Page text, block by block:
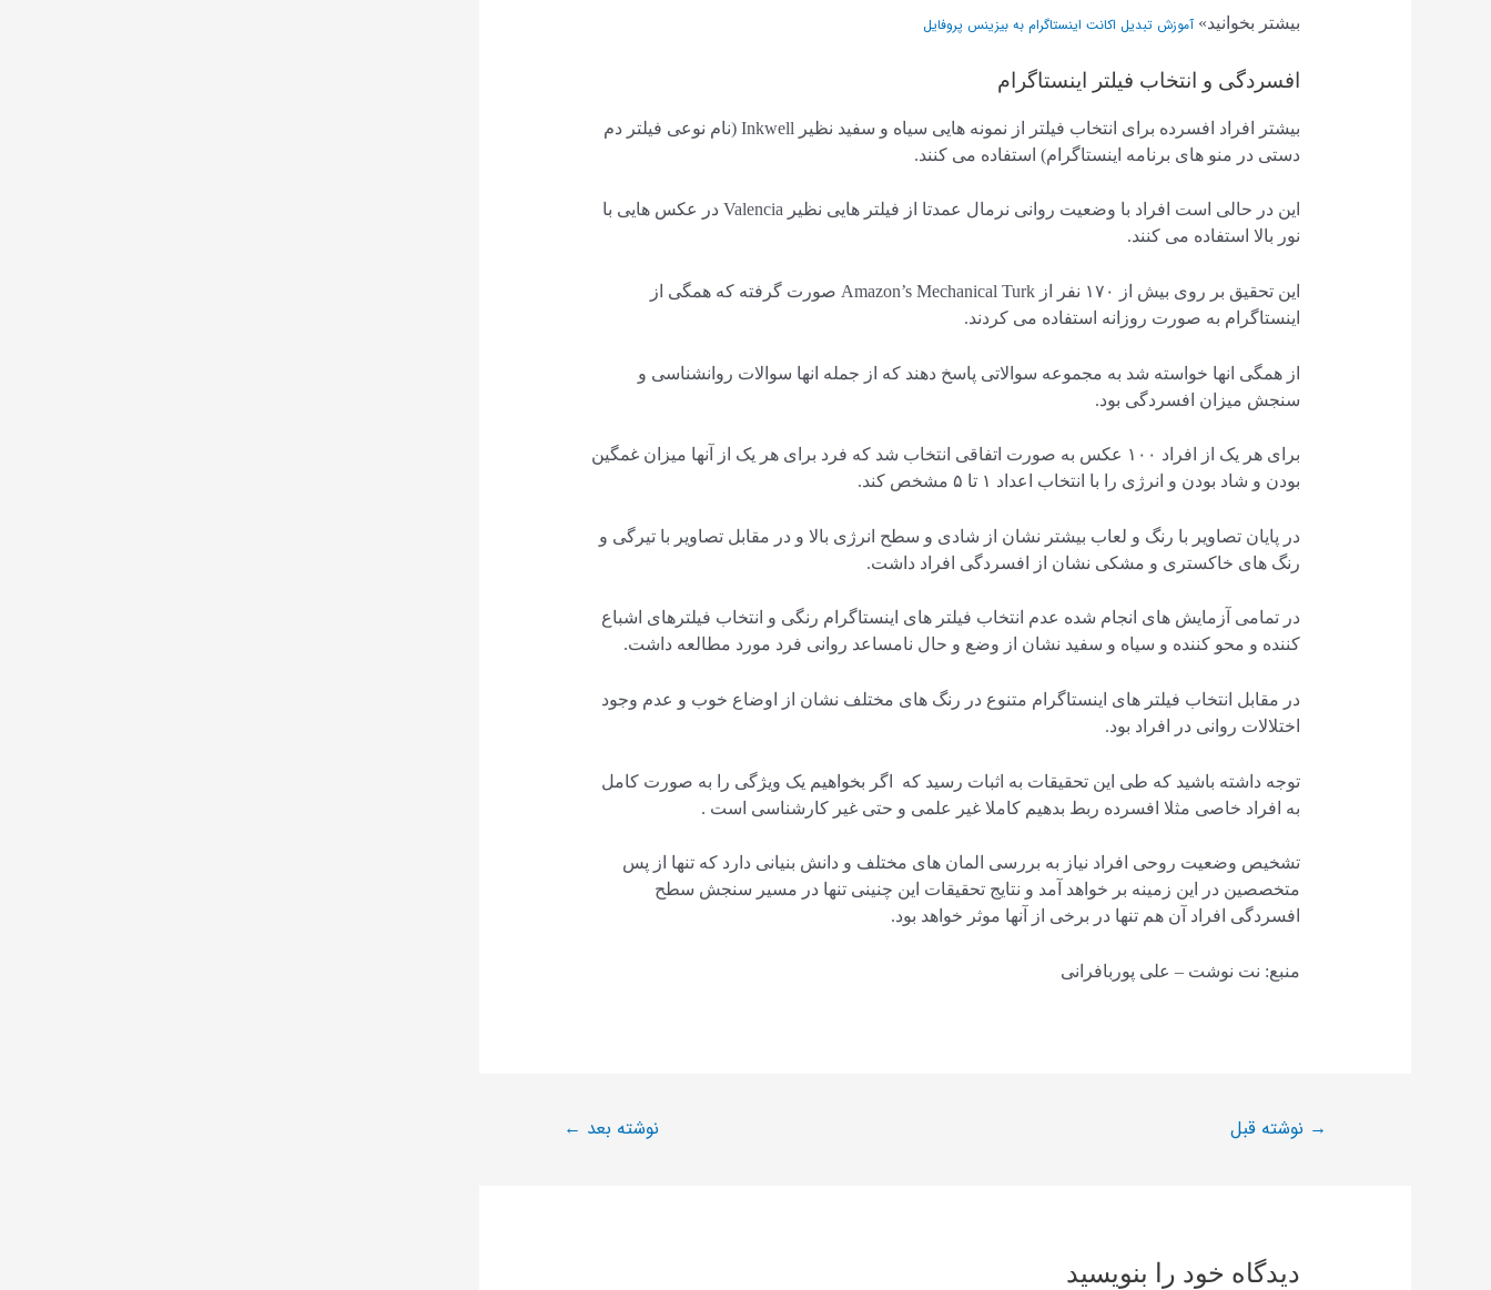
بیشتر بخوانید»آموزش تبدیل اکانت اینستاگرام به بیزینس پروفایل
افسردگی و انتخاب فیلتر اینستاگرام
بیشتر افراد افسرده برای انتخاب فیلتر از نمونه هایی سیاه و سفید نظیر Inkwell (نام نوعی فیلتر دم
دستی در منو های برنامه اینستاگرام) استفاده می کنند.
این در حالی است افراد با وضعیت روانی نرمال عمدتا از فیلتر هایی نظیر Valencia در عکس هایی با
نور بالا استفاده می کنند.
این تحقیق بر روی بیش از ۱۷۰ نفر از Amazon’s Mechanical Turk صورت گرفته که همگی از
اینستاگرام به صورت روزانه استفاده می کردند.
از همگی انها خواسته شد به مجموعه سوالاتی پاسخ دهند که از جمله انها سوالات روانشناسی و
سنجش میزان افسردگی بود.
برای هر یک از افراد ۱۰۰ عکس به صورت اتفاقی انتخاب شد که فرد برای هر یک از آنها میزان غمگین
بودن و شاد بودن و انرژی را با انتخاب اعداد ۱ تا ۵ مشخص کند.
در پایان تصاویر با رنگ و لعاب بیشتر نشان از شادی و سطح انرژی بالا و در مقابل تصاویر با تیرگی و
رنگ های خاکستری و مشکی نشان از افسردگی افراد داشت.
در تمامی آزمایش های انجام شده عدم انتخاب فیلتر های اینستاگرام رنگی و انتخاب فیلترهای اشباع
کننده و محو کننده و سیاه و سفید نشان از وضع و حال نامساعد روانی فرد مورد مطالعه داشت.
در مقابل انتخاب فیلتر های اینستاگرام متنوع در رنگ های مختلف نشان از اوضاع خوب و عدم وجود
اختلالات روانی در افراد بود.
توجه داشته باشید که طی این تحقیقات به اثبات رسید که اگر بخواهیم یک ویژگی را به صورت کامل
به افراد خاصی مثلا افسرده ربط بدهیم کاملا غیر علمی و حتی غیر کارشناسی است .
تشخیص وضعیت روحی افراد نیاز به بررسی المان های مختلف و دانش بنیانی دارد که تنها از پس
متخصصین در این زمینه بر خواهد آمد و نتایج تحقیقات این چنینی تنها در مسیر سنجش سطح
افسردگی افراد آن هم تنها در برخی از آنها موثر خواهد بود.
منبع: نت نوشت – علی پوربافرانی
→ نوشته قبل نوشته بعد ←
دیدگاه‌ خود را بنویسید